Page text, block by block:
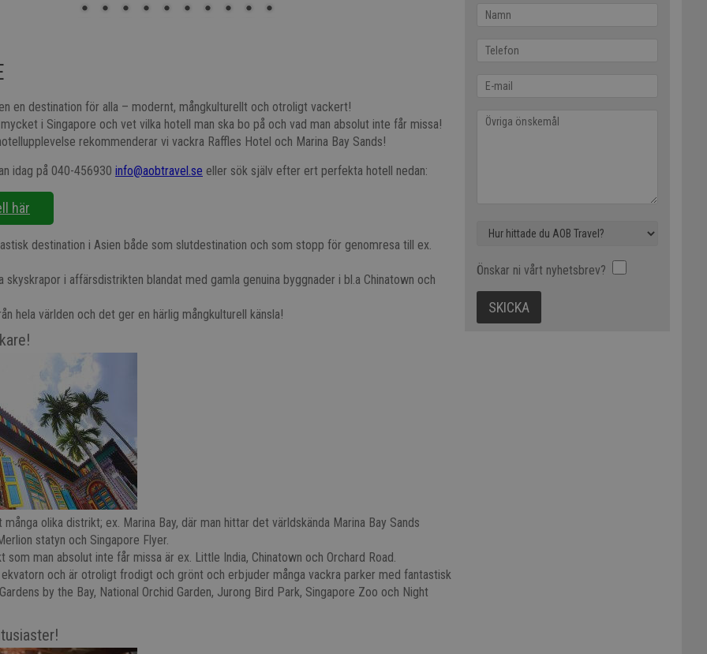
en destination för alla – modernt, mångkulturellt och otroligt vackert!
i Singapore och vet vilka hotell man ska bo på och vad man absolut inte får missa!
rekommenderar vi vackra Raffles Hotel och Marina Bay Sands!
idag på 040-456930 info@aobtravel.se eller sök själv efter ert perfekta hotell nedan:
här
destination i Asien både som slutdestination och som stopp för genomresa till ex.
skyskrapor i affärsdistrikten blandat med gamla genuina byggnader i bl.a Chinatown och
hela världen och det ger en härlig mångkulturell känsla!
olika distrikt; ex. Marina Bay, där man hittar det världskända Marina Bay Sands
statyn och Singapore Flyer.
som man absolut inte får missa är ex. Little India, Chinatown och Orchard Road.
och är otroligt frodigt och grönt och erbjuder många vackra parker med fantastisk
by the Bay, National Orchid Garden, Jurong Bird Park, Singapore Zoo och Night
Önskar ni vårt nyhetsbrev?